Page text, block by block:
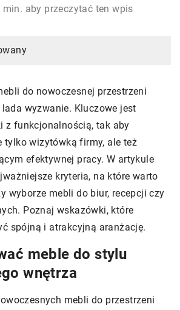
min. aby przeczytać ten wpis
do nowoczesnej przestrzeni
wyzwanie. Kluczowe jest
z funkcjonalnością, tak aby
tylko wizytówką firmy, ale też
efektywnej pracy. W artykule
kryteria, na które warto
wyborze mebli do biur, recepcji czy
Poznaj wskazówki, które
spójną i atrakcyjną aranżację.
meble do stylu
wnętrza
mebli do przestrzeni